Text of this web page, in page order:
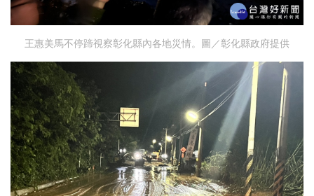
王惠美馬不停蹄視察彰化縣內各地災情。圖／彰化縣政府提供